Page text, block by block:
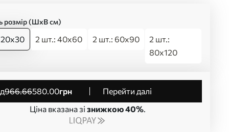
розмір (ШхВ см)
2 шт.: 40x60 2 шт.: 60x90
2 шт.:
80x120
966.66580.00грн
Перейти далі
Ціна вказана зі знижкою 40%.